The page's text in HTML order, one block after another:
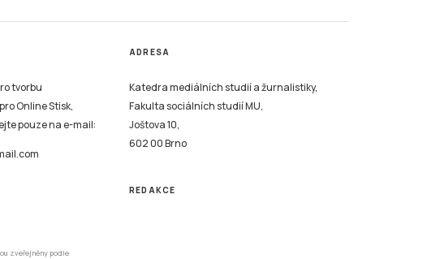
tvorbu
Online Stisk,
pouze na e-mail:
zveřejněny podle
ADRESA
Katedra mediálních studií a žurnalistiky,
Fakulta sociálních studií MU,
Joštova 10,
602 00 Brno
REDAKCE